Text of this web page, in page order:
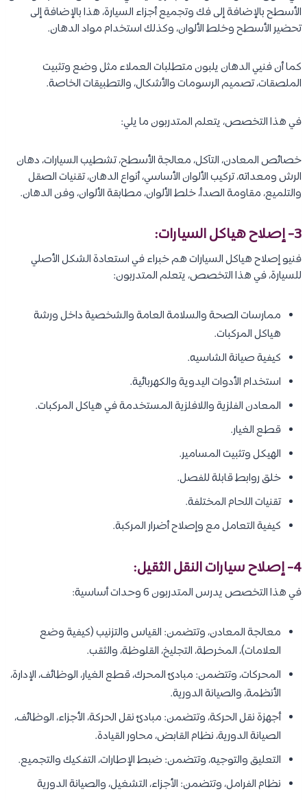
الأسطح بالإضافة إلى فك وتجميع أجزاء السيارة، هذا بالإضافة إلى
تحضير الأسطح وخلط الألوان، وكذلك استخدام مواد الدهان.
كما أن فنيي الدهان يلبون متطلبات العملاء مثل وضع وتثبيت
الملصقات، تصميم الرسومات والأشكال، والتطبيقات الخاصة.
في هذا التخصص، يتعلم المتدربون ما يلي:
خصائص المعادن، التآكل، معالجة الأسطح، تشطيب السيارات، دهان
الرش ومعداته، تركيب الألوان الأساسي، أنواع الدهان، تقنيات الصقل
والتلميع، مقاومة الصدأ، خلط الألوان، مطابقة الألوان، وفن الدهان.
3- إصلاح هياكل السيارات:
فنيو إصلاح هياكل السيارات هم خبراء في استعادة الشكل الأصلي
للسيارة، في هذا التخصص، يتعلم المتدربون:
ممارسات الصحة والسلامة العامة والشخصية داخل ورشة
هياكل المركبات.
كيفية صيانة الشاسيه.
استخدام الأدوات اليدوية والكهربائية.
المعادن الفلزية واللافلزية المستخدمة في هياكل المركبات.
قطع الغيار.
الهيكل وتثبيت المسامير.
خلق روابط قابلة للفصل.
تقنيات اللحام المختلفة.
كيفية التعامل مع وإصلاح أضرار المركبة.
4- إصلاح سيارات النقل الثقيل:
في هذا التخصص يدرس المتدربون 6 وحدات أساسية:
معالجة المعادن، وتتضمن: القياس والتزنيب (كيفية وضع
العلامات)، المخرطة، التجليخ، القلوظة، والثقب.
المحركات، وتتضمن: مبادئ المحرك، قطع الغيار، الوظائف، الإدارة،
الأنظمة، والصيانة الدورية.
أجهزة نقل الحركة، وتتضمن: مبادئ نقل الحركة، الأجزاء، الوظائف،
الصيانة الدورية، نظام القابض، محاور القيادة.
التعليق والتوجيه، وتتضمن: ضبط الإطارات، التفكيك والتجميع.
نظام الفرامل، وتتضمن: الأجزاء، التشغيل، والصيانة الدورية